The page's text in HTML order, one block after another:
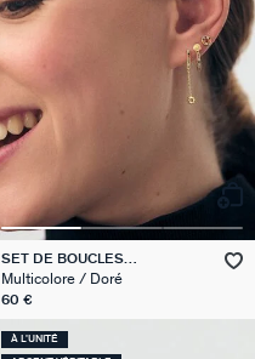
SET DE BOUCLES
D'OREILLES MIX & MATCH
Multicolore / Doré
60 €
À L'UNITÉ